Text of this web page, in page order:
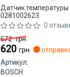
Датчик температуры
0281002623
0
672грн.
620грн.
Артикул:
BOSCH